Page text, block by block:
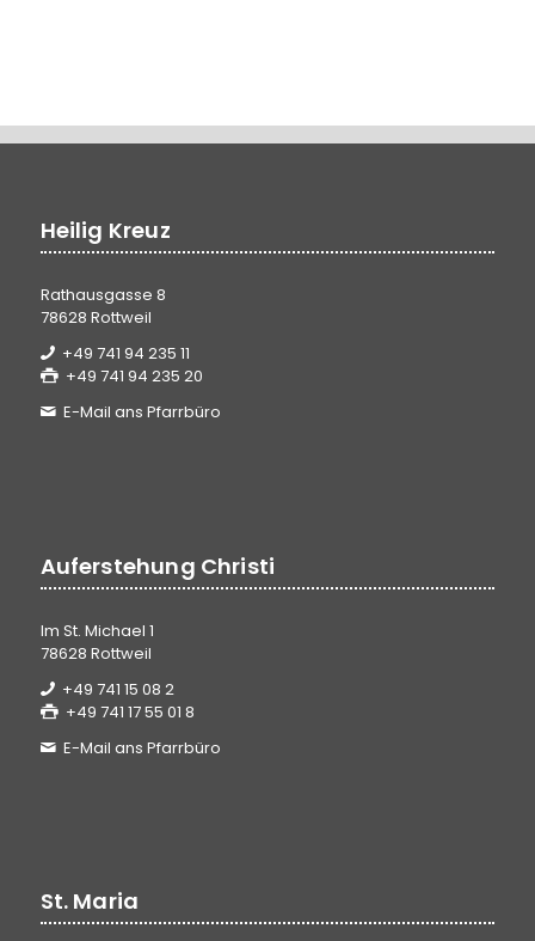
Heilig Kreuz
Rathausgasse 8
78628 Rottweil
+49 741 94 235 11
+49 741 94 235 20
E-Mail ans Pfarrbüro
Auferstehung Christi
Im St. Michael 1
78628 Rottweil
+49 741 15 08 2
+49 741 17 55 01 8
E-Mail ans Pfarrbüro
St. Maria